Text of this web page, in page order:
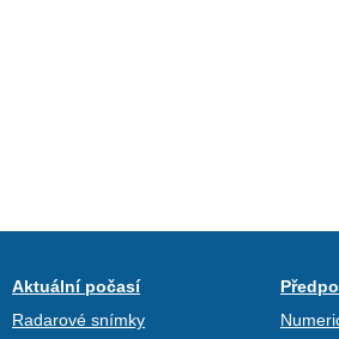
Aktuální počasí
Radarové snímky